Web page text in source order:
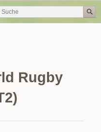
Rugby